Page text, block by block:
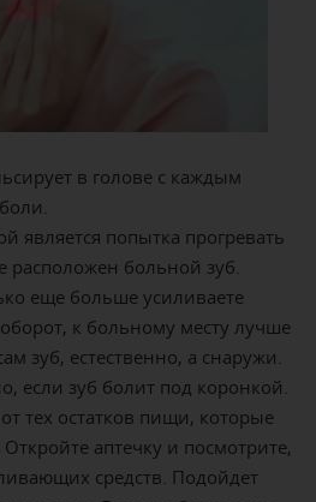
в голове с каждым
попытка прогревать
расположен больной зуб.
еще больше усиливаете
к больному месту лучше
зуб, естественно, а снаружи.
если зуб болит под коронкой.
тех остатков пищи, которые
аптечку и посмотрите,
средств. Подойдет